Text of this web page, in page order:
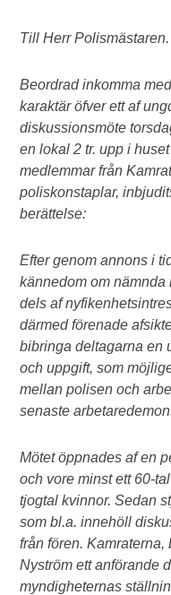
Till Herr Polismästaren.
Beordrad inkomma
karaktär öfver ett af
diskussionsmöte
en lokal 2 tr. upp i
medlemmar från
poliskonstaplar,
berättelse:
Efter genom annons i
kännedom om nämnda
dels af
därmed förenade
bibringa deltagarna en
och uppgift, som
mellan polisen och
senaste
Mötet öppnades af en
och vore minst ett 60-
tjogtal kvinnor. Sedan
som bl.a. innehöll
från fören.
Nyström ett anförande
myndigheternas